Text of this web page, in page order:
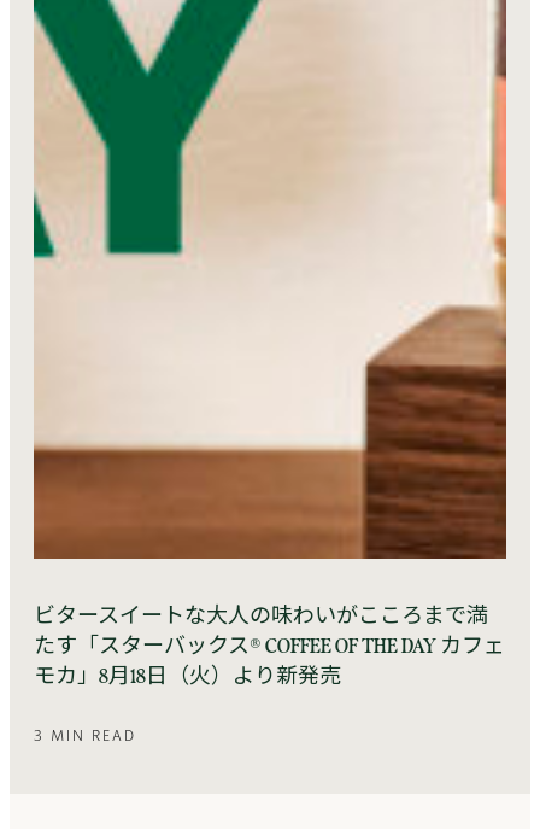
ビタースイートな大人の味わいがこころまで満
たす「スターバックス® COFFEE OF THE DAY カフェ
モカ」8月18日（火）より新発売
3 MIN READ